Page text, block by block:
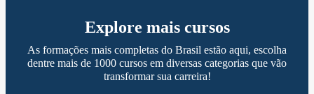
Explore mais cursos
As formações mais completas do Brasil estão aqui, escolha
dentre mais de 1000 cursos em diversas categorias que vão
transformar sua carreira!